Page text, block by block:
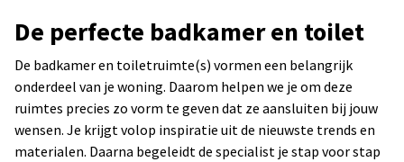
De perfecte badkamer en toilet
De badkamer en toiletruimte(s) vormen een belangrijk
onderdeel van je woning. Daarom helpen we je om deze
ruimtes precies zo vorm te geven dat ze aansluiten bij jouw
wensen. Je krijgt volop inspiratie uit de nieuwste trends en
materialen. Daarna begeleidt de specialist je stap voor stap